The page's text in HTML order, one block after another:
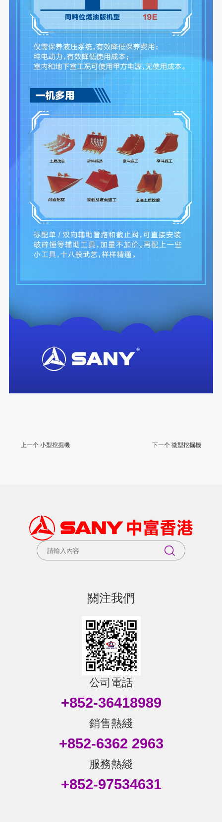
上一个 小型挖掘機 下一个 微型挖掘機
關注我們
公司電話
+852-36418989
銷售熱綫
+852-6362 2963
服務熱綫
+852-97534631